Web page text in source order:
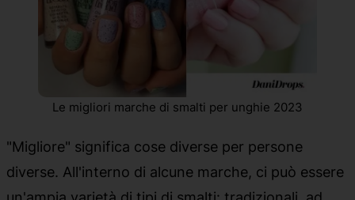
Le migliori marche di smalti per unghie 2023
"Migliore" significa cose diverse per persone
diverse. All'interno di alcune marche, ci può essere